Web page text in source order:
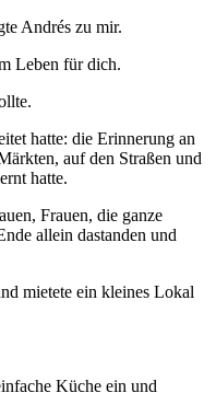
Andrés zu mir.
Leben für dich.
hatte: die Erinnerung an
auf den Straßen und
hatte.
Frauen, die ganze
allein dastanden und
mietete ein kleines Lokal
Küche ein und